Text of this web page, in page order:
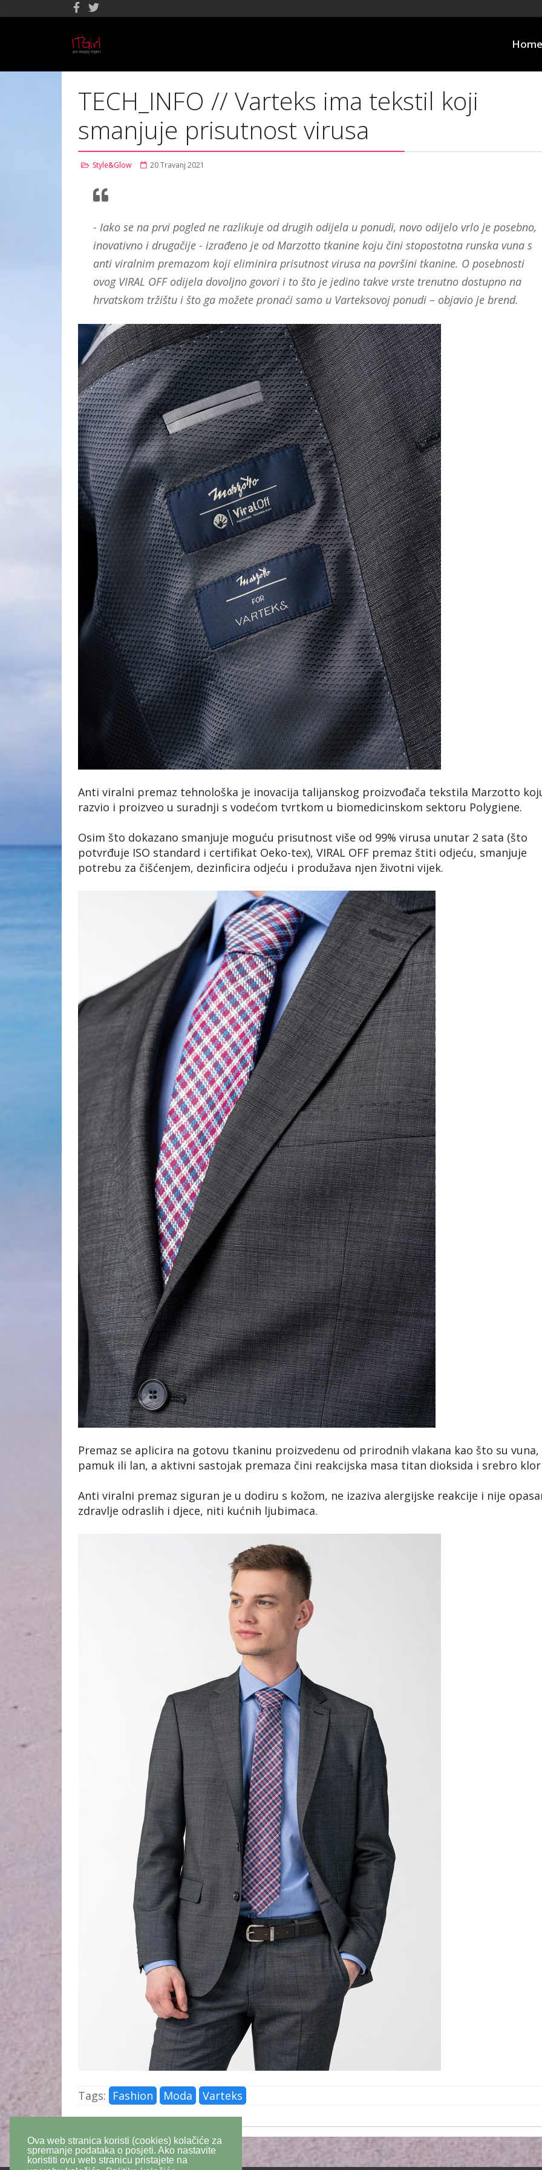
Ova web stranica koristi (cookies) kolačiće za
spremanje podataka o posjeti. Ako nastavite
koristiti ovu web stranicu pristajete na
Home
TECH_INFO // Varteks ima tekstil koji
smanjuje prisutnost virusa
Style&Glow 20 Travanj 2021
- Iako se na prvi pogled ne razlikuje od drugih odijela u ponudi, novo odijelo vrlo je posebno,
inovativno i drugačije - izrađeno je od Marzotto tkanine koju čini stopostotna runska vuna s
anti viralnim premazom koji eliminira prisutnost virusa na površini tkanine. O posebnosti
ovog VIRAL OFF odijela dovoljno govori i to što je jedino takve vrste trenutno dostupno na
hrvatskom tržištu i što ga možete pronaći samo u Varteksovoj ponudi – objavio je brend.
Anti viralni premaz tehnološka je inovacija talijanskog proizvođača tekstila Marzotto
razvio i proizveo u suradnji s vodećom tvrtkom u biomedicinskom sektoru Polygiene.
Osim što dokazano smanjuje moguću prisutnost više od 99% virusa unutar 2 sata (što
potvrđuje ISO standard i certifikat Oeko-tex), VIRAL OFF premaz štiti odjeću, smanjuje
potrebu za čišćenjem, dezinficira odjeću i produžava njen životni vijek.
Premaz se aplicira na gotovu tkaninu proizvedenu od prirodnih vlakana kao što su vuna,
pamuk ili lan, a aktivni sastojak premaza čini reakcijska masa titan dioksida i srebro
Anti viralni premaz siguran je u dodiru s kožom, ne izaziva alergijske reakcije i nije
zdravlje odraslih i djece, niti kućnih ljubimaca.
Tags: Fashion Moda Varteks